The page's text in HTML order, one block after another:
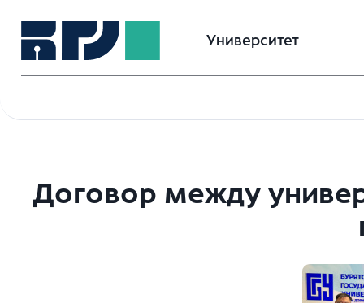
Университет
Договор между